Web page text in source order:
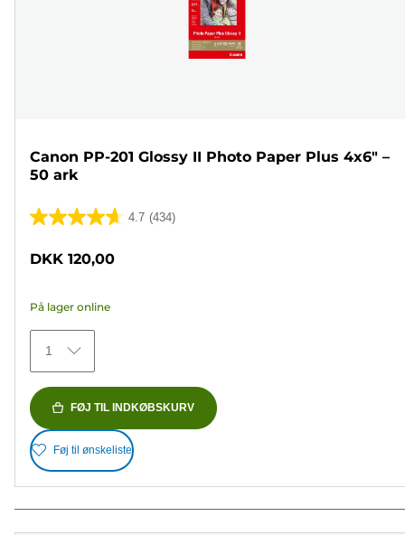
Canon PP-201 Glossy II Photo Paper Plus 4x6" –
50 ark
4.7 (434)
4.7
stjerner.
434
anmeldelser
DKK 120,00
På lager online
1
FØJ TIL INDKØBSKURV
Føj til ønskeliste